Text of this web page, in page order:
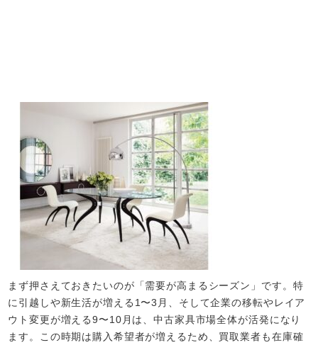
まず押さえておきたいのが「需要が高まるシーズン」です。特
に引越しや新生活が増える1〜3月、そして企業の移転やレイア
ウト変更が増える9〜10月は、中古家具市場全体が活発になり
ます。この時期は購入希望者が増えるため、買取業者も在庫確